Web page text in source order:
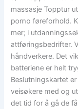
massasje Topptur
porno føreforhold.
mer; i
attføringsbedrifter.
håndverkere. Det
batteriene er helt
Beslutningskartet
veisøkere med og
det tid for å gå de